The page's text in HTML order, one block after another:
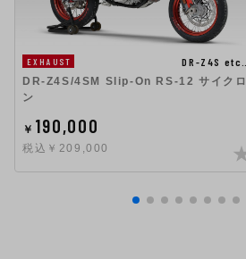
EXHAUST
DR-Z4S etc…
DR-Z4S/4SM Slip-On RS-12 サイクロ
ン
￥ 190,000
税込￥209,000